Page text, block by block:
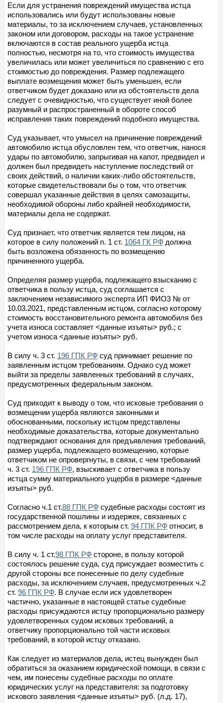
Если для устранения повреждений имущества истца
использовались или будут использованы новые
материалы, то за исключением случаев, установленных
законом или договором, расходы на такое устранение
включаются в состав реального ущерба истца
полностью, несмотря на то, что стоимость имущества
увеличилась или может увеличиться по сравнению с его
стоимостью до повреждения. Размер подлежащего
выплате возмещения может быть уменьшен, если
ответчиком будет доказано или из обстоятельств дела
следует с очевидностью, что существует иной более
разумный и распространенный в обороте способ
исправления таких повреждений подобного имущества.
Суд указывает, что умысел на причинение повреждений
автомобилю истца обусловлен тем, что ответчик, нанося
удары по автомобилю, запрыгивая на капот, предвидел и
должен был предвидеть наступление последствий от
своих действий, о наличии каких-либо обстоятельств,
которые свидетельствовали бы о том, что ответчик
совершал указанные действия в целях самозащиты,
необходимой обороны либо крайней необходимости,
материалы дела не содержат.
Суд признает, что ответчик является тем лицом, на
которое в силу положений п. 1 ст. 1064 ГК РФ должна
быть возложена обязанность по возмещению
причиненного ущерба.
Определяя размер ущерба, подлежащего взысканию с
ответчика в пользу истца, суд соглашается с
заключением независимого эксперта ИП ФИО3 № от
10.03.2021, представленным истцом, согласно которому
стоимость восстановительного ремонта автомобиля без
учета износа составляет <данные изъяты> руб.; с
учетом износа <данные изъяты> руб.
В силу ч. 3 ст. 196 ГПК РФ суд принимает решение по
заявленным истцом требованиям. Однако суд может
выйти за пределы заявленных требований в случаях,
предусмотренных федеральным законом.
Суд приходит к выводу о том, что исковые требования о
возмещении ущерба являются законными и
обоснованными, поскольку истцом представлены
необходимые доказательства, которые документально
подтверждают основания для предъявления требований,
размер ущерба, подлежащего возмещению, которые
ответчиком не опровергнуты, в связи, с чем требований
ч. 3 ст. 196 ГПК РФ, взыскивает с ответчика в пользу
истца сумму материального ущерба в размере <данные
изъяты> руб.
Согласно ч.1 ст.88 ГПК РФ судебные расходы состоят из
государственной пошлины и издержек, связанных с
рассмотрением дела, к которым ст. 94 ГПК РФ относит, в
том числе расходы на оплату услуг представителя.
В силу ч. 1 ст.98 ГПК РФ стороне, в пользу которой
состоялось решение суда, суд присуждает возместить с
другой стороны все понесенные по делу судебные
расходы, за исключением случаев, предусмотренных ч.2
ст. 96 ГПК РФ. В случае если иск удовлетворен
частично, указанные в настоящей статье судебные
расходы присуждаются истцу пропорционально размеру
удовлетворенных судом исковых требований, а
ответчику пропорционально той части исковых
требований, в которой истцу отказано.
Как следует из материалов дела, истец вынужден был
обратиться за оказанием юридической помощи, в связи с
чем, им понесены судебные расходы по оплате
юридических услуг на представителя: за подготовку
искового заявления <данные изъяты> руб. (л.д. 17),